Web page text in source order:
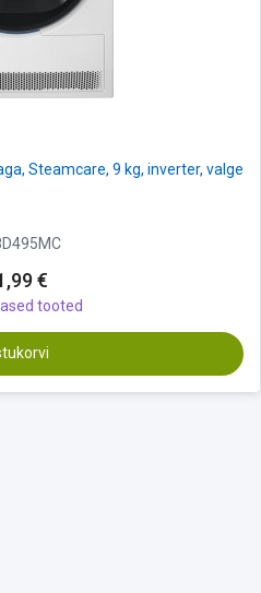
Steamcare, 9 kg, inverter, valge
€
tooted